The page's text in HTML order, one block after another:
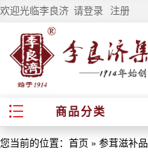
欢迎光临李良济 请登录 注册
商品分类
您当前的位置： 首页 » 参茸滋补品